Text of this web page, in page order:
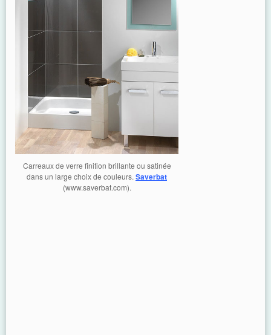
Carreaux de verre finition brillante ou satinée
dans un large choix de couleurs.Saverbat
(www.saverbat.com).